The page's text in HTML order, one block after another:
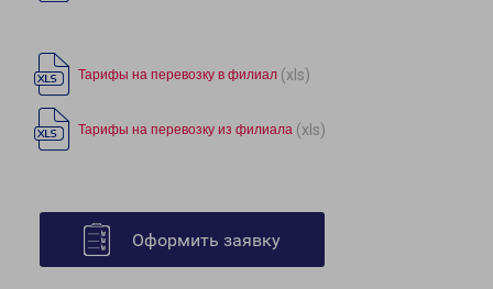
Тарифы на перевозку в филиал (xls)
Тарифы на перевозку из филиала (xls)
Оформить заявку